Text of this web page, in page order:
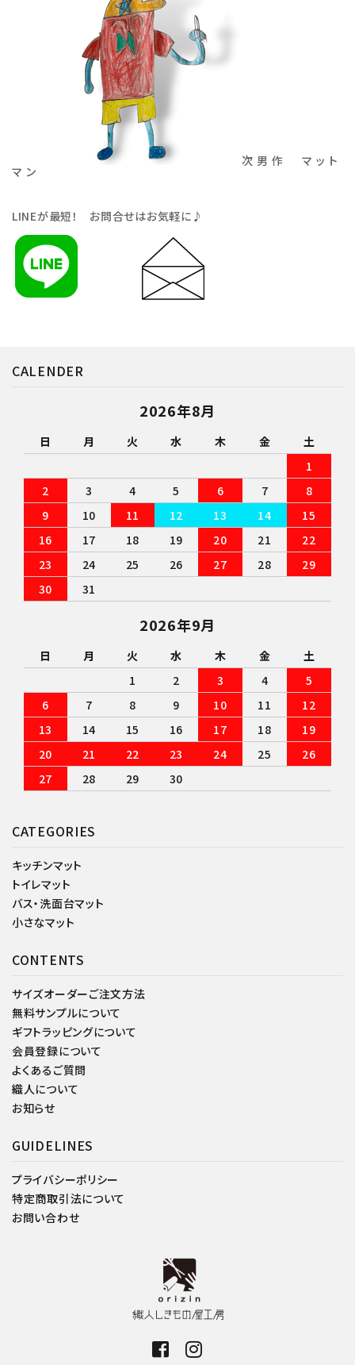
次男作 マット
マン
LINEが最短！ お問合せはお気軽に♪
CATEGORIES
キッチンマット
トイレマット
バス・洗面台マット
小さなマット
CONTENTS
サイズオーダーご注文方法
無料サンプルについて
ギフトラッピングについて
会員登録について
よくあるご質問
織人について
お知らせ
GUIDELINES
プライバシーポリシー
特定商取引法について
お問い合わせ
CALENDER
2026年8月
日 月 火 水 木 金
土
1
2
3 4 5 6 7
8
9
10 11 12 13 14
15
16
17 18 19 20 21
22
23
24 25 26 27 28
29
30
31
2026年9月
日 月 火 水 木 金
土
1
2 3 4
5
6
7 8 9 10 11
12
13
14 15 16 17 18
19
20
21 22 23 24 25
26
27
28 29 30